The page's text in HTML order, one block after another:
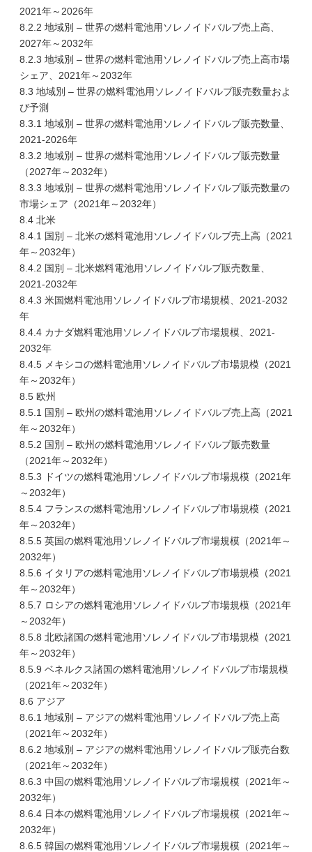
2021年～2026年
8.2.2 地域別 – 世界の燃料電池用ソレノイドバルブ売上高、
2027年～2032年
8.2.3 地域別 – 世界の燃料電池用ソレノイドバルブ売上高市場
シェア、2021年～2032年
8.3 地域別 – 世界の燃料電池用ソレノイドバルブ販売数量およ
び予測
8.3.1 地域別 – 世界の燃料電池用ソレノイドバルブ販売数量、
2021-2026年
8.3.2 地域別 – 世界の燃料電池用ソレノイドバルブ販売数量
（2027年～2032年）
8.3.3 地域別 – 世界の燃料電池用ソレノイドバルブ販売数量の
市場シェア（2021年～2032年）
8.4 北米
8.4.1 国別 – 北米の燃料電池用ソレノイドバルブ売上高（2021
年～2032年）
8.4.2 国別 – 北米燃料電池用ソレノイドバルブ販売数量、
2021-2032年
8.4.3 米国燃料電池用ソレノイドバルブ市場規模、2021-2032
年
8.4.4 カナダ燃料電池用ソレノイドバルブ市場規模、2021-
2032年
8.4.5 メキシコの燃料電池用ソレノイドバルブ市場規模（2021
年～2032年）
8.5 欧州
8.5.1 国別 – 欧州の燃料電池用ソレノイドバルブ売上高（2021
年～2032年）
8.5.2 国別 – 欧州の燃料電池用ソレノイドバルブ販売数量
（2021年～2032年）
8.5.3 ドイツの燃料電池用ソレノイドバルブ市場規模（2021年
～2032年）
8.5.4 フランスの燃料電池用ソレノイドバルブ市場規模（2021
年～2032年）
8.5.5 英国の燃料電池用ソレノイドバルブ市場規模（2021年～
2032年）
8.5.6 イタリアの燃料電池用ソレノイドバルブ市場規模（2021
年～2032年）
8.5.7 ロシアの燃料電池用ソレノイドバルブ市場規模（2021年
～2032年）
8.5.8 北欧諸国の燃料電池用ソレノイドバルブ市場規模（2021
年～2032年）
8.5.9 ベネルクス諸国の燃料電池用ソレノイドバルブ市場規模
（2021年～2032年）
8.6 アジア
8.6.1 地域別 – アジアの燃料電池用ソレノイドバルブ売上高
（2021年～2032年）
8.6.2 地域別 – アジアの燃料電池用ソレノイドバルブ販売台数
（2021年～2032年）
8.6.3 中国の燃料電池用ソレノイドバルブ市場規模（2021年～
2032年）
8.6.4 日本の燃料電池用ソレノイドバルブ市場規模（2021年～
2032年）
8.6.5 韓国の燃料電池用ソレノイドバルブ市場規模（2021年～